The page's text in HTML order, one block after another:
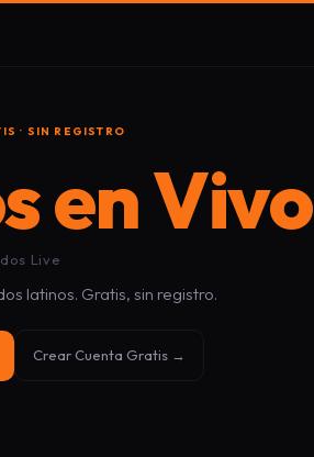
· SIN REGISTRO
en Vivo
Live
latinos. Gratis, sin registro.
Crear Cuenta Gratis →